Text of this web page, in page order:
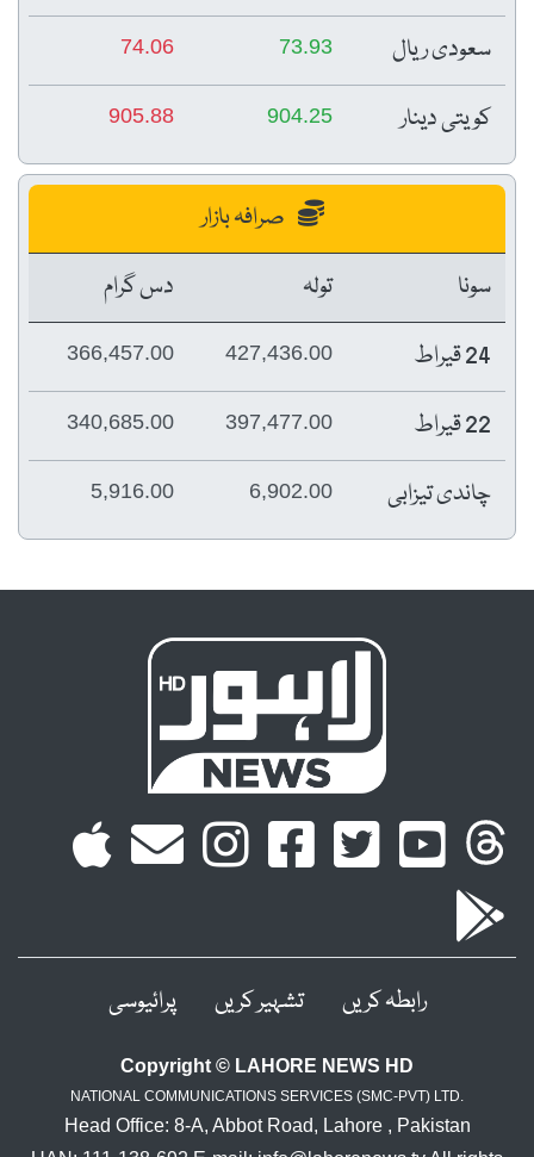
سعودی ریال 73.93
74.06
کویتی دینار 904.25
905.88
صرافہ بازار
سونا
تولہ
دس گرام
24 قیراط
427,436.00
366,457.00
22 قیراط 397,477.00
340,685.00
چاندی تیزابی 6,902.00
5,916.00
رابطہ کریں تشہیر کریں پرائیوسی
Copyright © LAHORE NEWS HD
NATIONAL COMMUNICATIONS SERVICES (SMC-PVT) LTD.
Head Office: 8-A, Abbot Road, Lahore , Pakistan